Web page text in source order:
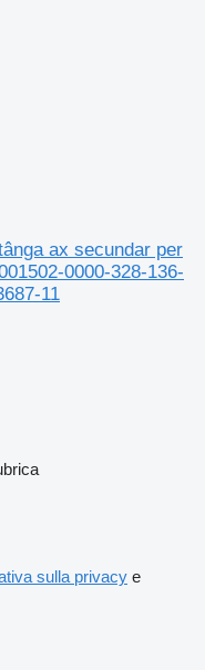
ax secundar per
0000-328-136-
11
sulla privacy e